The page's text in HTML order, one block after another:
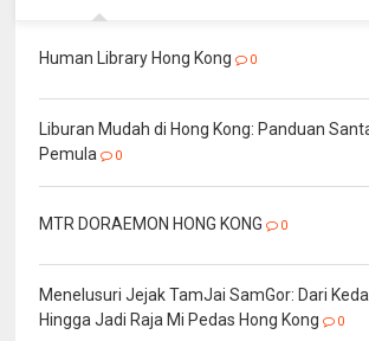
Human Library Hong Kong 0
Liburan Mudah di Hong Kong: Panduan
Pemula
0
MTR DORAEMON HONG KONG 0
Menelusuri Jejak TamJai SamGor: Dari
Hingga Jadi Raja Mi Pedas Hong Kong
0